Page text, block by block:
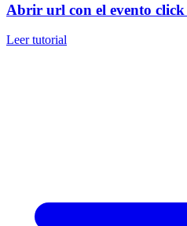
Abrir url con el evento
Leer tutorial